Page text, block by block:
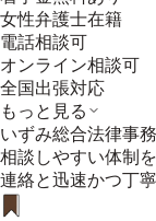
女性弁護士在籍
電話相談可
オンライン相談可
全国出張対応
もっと見る
いずみ総合法律事
相談しやすい体制
連絡と迅速かつ丁